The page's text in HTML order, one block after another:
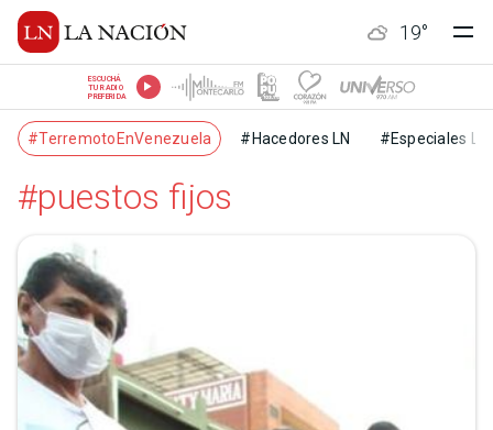
19°
ESCUCHÁ
TU RADIO
PREFERIDA
#TerremotoEnVenezuela #Hacedores LN #Especiales LN
#puestos fijos